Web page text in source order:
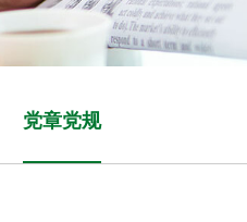
党章党规